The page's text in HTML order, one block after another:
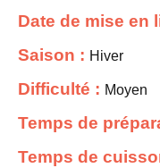
Date de mise en
Saison : Hiver
Difficulté : Moyen
Temps de
Temps de